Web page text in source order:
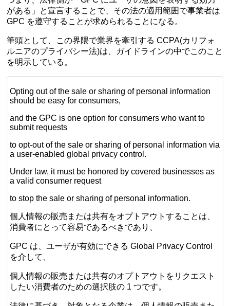
がある」と宣言することで、その法の適用範囲で事業者は
GPC を遵守することが求められることになる。
筆頭として、この界隈で業界を牽引する CCPA(カリフォ
ルニアのプライバシー法)は、ガイドラインの中でこのこと
を明示している。
Opting out of the sale or sharing of personal information
should be easy for consumers,
and the GPC is one option for consumers who want to
submit requests
to opt-out of the sale or sharing of personal information via
a user-enabled global privacy control.
Under law, it must be honored by covered businesses as
a valid consumer request
to stop the sale or sharing of personal information.
個人情報の販売または共有をオプトアウトすることは、
消費者にとって容易であるべきであり、
GPC は、ユーザが有効にできる Global Privacy Control
を介して、
個人情報の販売または共有のオプトアウトをリクエスト
したい消費者のための選択肢の 1 つです。